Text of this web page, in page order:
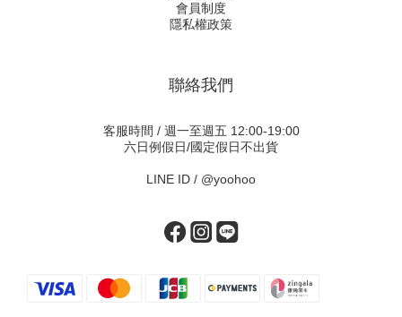
會員制度
隱私權政策
聯絡我們
客服時間 / 週一至週五 12:00-19:00
六日例假日/國定假日不出貨
LINE ID / @yoohoo